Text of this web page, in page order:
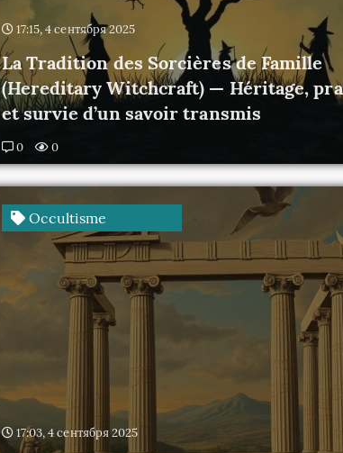
17:15, 4 сентября 2025
La Tradition des Sorcières de Famille
(Hereditary Witchcraft) — Héritage,
et survie d’un savoir transmis
0 0
Occultisme
17:03, 4 сентября 2025